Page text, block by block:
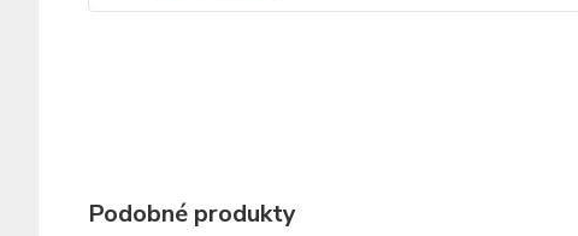
Podobné produkty